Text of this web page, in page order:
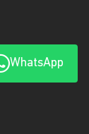
WhatsApp